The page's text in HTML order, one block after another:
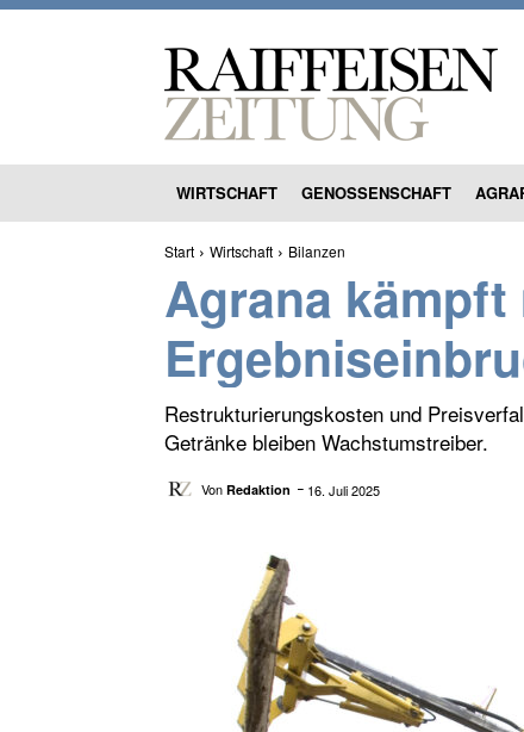
WIRTSCHAFT GENOSSENSCHAFT
Start Wirtschaft Bilanzen
Agrana kämpft
Restrukturierungskosten und
Getränke bleiben Wachstumstreiber.
Von Redaktion 16. Juli 2025